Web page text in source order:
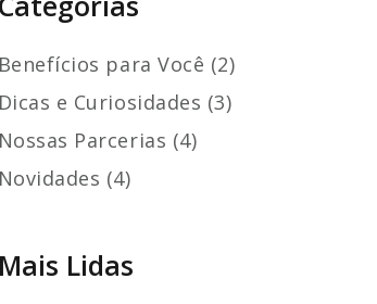
Benefícios para Você (2)
Dicas e Curiosidades (3)
Nossas Parcerias (4)
Novidades (4)
Mais Lidas